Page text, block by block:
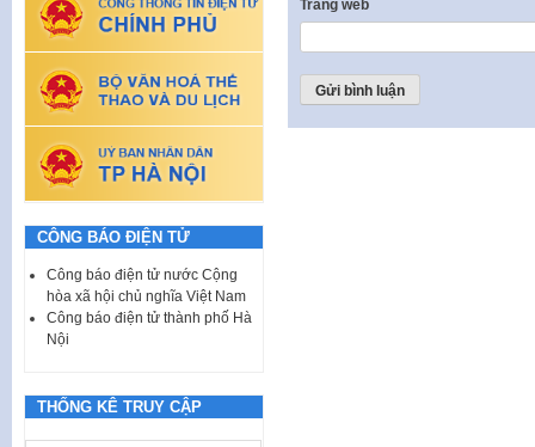
Trang web
CÔNG BÁO ĐIỆN TỬ
Công báo điện tử nước Cộng
hòa xã hội chủ nghĩa Việt Nam
Công báo điện tử thành phố Hà
Nội
THỐNG KÊ TRUY CẬP